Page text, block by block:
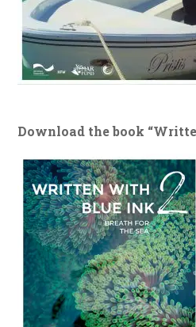
Download the book